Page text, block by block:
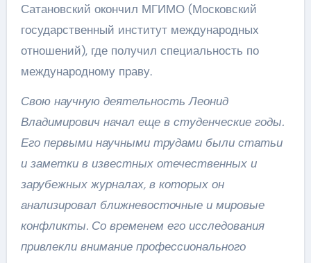
Сатановский окончил МГИМО (Московский
государственный институт международных
отношений), где получил специальность по
международному праву.
Свою научную деятельность Леонид
Владимирович начал еще в студенческие годы.
Его первыми научными трудами были статьи
и заметки в известных отечественных и
зарубежных журналах, в которых он
анализировал ближневосточные и мировые
конфликты. Со временем его исследования
привлекли внимание профессионального